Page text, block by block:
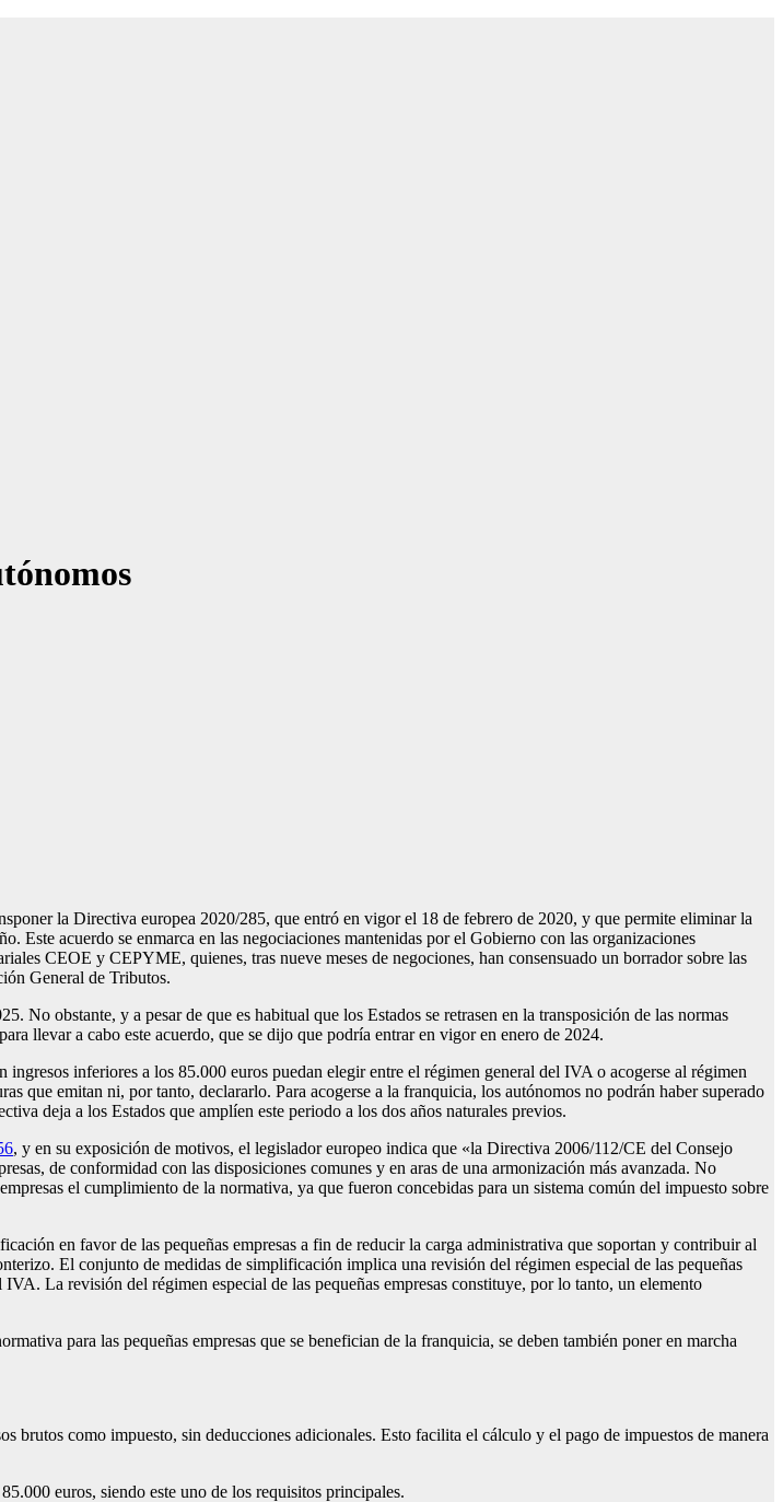
la Directiva europea 2020/285, que entró en vigor el 18 de febrero de 2020, y que permite eliminar la
acuerdo se enmarca en las negociaciones mantenidas por el Gobierno con las organizaciones
CEOE y CEPYME, quienes, tras nueve meses de negociones, han consensuado un borrador sobre las
General de Tributos.
No obstante, y a pesar de que es habitual que los Estados se retrasen en la transposición de las normas
llevar a cabo este acuerdo, que se dijo que podría entrar en vigor en enero de 2024.
inferiores a los 85.000 euros puedan elegir entre el régimen general del IVA o acogerse al régimen
que emitan ni, por tanto, declararlo. Para acogerse a la franquicia, los autónomos no podrán haber superado
deja a los Estados que amplíen este periodo a los dos años naturales previos.
, y en su exposición de motivos, el legislador europeo indica que «la Directiva 2006/112/CE del Consejo
de conformidad con las disposiciones comunes y en aras de una armonización más avanzada. No
el cumplimiento de la normativa, ya que fueron concebidas para un sistema común del impuesto sobre
en favor de las pequeñas empresas a fin de reducir la carga administrativa que soportan y contribuir al
El conjunto de medidas de simplificación implica una revisión del régimen especial de las pequeñas
La revisión del régimen especial de las pequeñas empresas constituye, por lo tanto, un elemento
para las pequeñas empresas que se benefician de la franquicia, se deben también poner en marcha
como impuesto, sin deducciones adicionales. Esto facilita el cálculo y el pago de impuestos de manera
euros, siendo este uno de los requisitos principales.